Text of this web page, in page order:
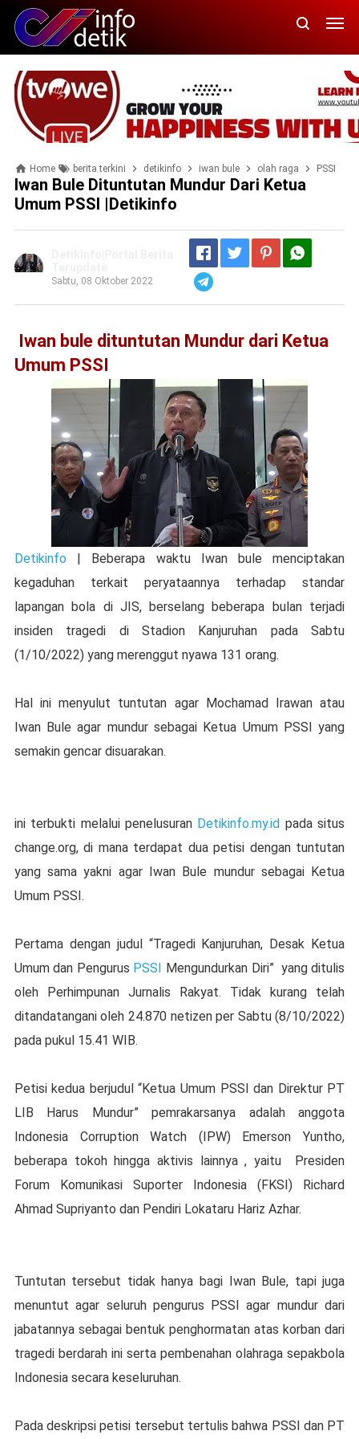
Home berita terkini detikinfo iwan bule olah raga PSSI
Iwan Bule Dituntutan Mundur Dari Ketua
Umum PSSI |Detikinfo
Sabtu, 08 Oktober 2022
Iwan bule dituntutan Mundur dari Ketua
Umum PSSI
Detikinfo | Beberapa waktu Iwan bule menciptakan
kegaduhan terkait peryataannya terhadap standar
lapangan bola di JIS, berselang beberapa bulan terjadi
insiden tragedi di Stadion Kanjuruhan pada Sabtu
(1/10/2022) yang merenggut nyawa 131 orang.
Hal ini menyulut tuntutan agar Mochamad Irawan atau
Iwan Bule agar mundur sebagai Ketua Umum PSSI yang
semakin gencar disuarakan.
ini terbukti melalui penelusuran Detikinfo.my.id pada situs
change.org, di mana terdapat dua petisi dengan tuntutan
yang sama yakni agar Iwan Bule mundur sebagai Ketua
Umum PSSI.
Pertama dengan judul “Tragedi Kanjuruhan, Desak Ketua
Umum dan Pengurus PSSI Mengundurkan Diri” yang ditulis
oleh Perhimpunan Jurnalis Rakyat. Tidak kurang telah
ditandatangani oleh 24.870 netizen per Sabtu (8/10/2022)
pada pukul 15.41 WIB.
Petisi kedua berjudul “Ketua Umum PSSI dan Direktur PT
LIB Harus Mundur” pemrakarsanya adalah anggota
Indonesia Corruption Watch (IPW) Emerson Yuntho,
beberapa tokoh hingga aktivis lainnya , yaitu Presiden
Forum Komunikasi Suporter Indonesia (FKSI) Richard
Ahmad Supriyanto dan Pendiri Lokataru Hariz Azhar.
Tuntutan tersebut tidak hanya bagi Iwan Bule, tapi juga
menuntut agar seluruh pengurus PSSI agar mundur dari
jabatannya sebagai bentuk penghormatan atas korban dari
tragedi berdarah ini serta pembenahan olahraga sepakbola
Indonesia secara keseluruhan.
Pada deskripsi petisi tersebut tertulis bahwa PSSI dan PT